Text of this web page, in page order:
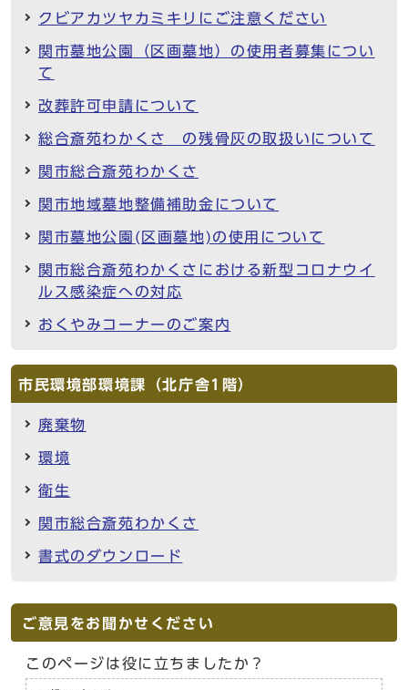
クビアカツヤカミキリにご注意ください
関市墓地公園（区画墓地）の使用者募集につい
て
改葬許可申請について
総合斎苑わかくさ の残骨灰の取扱いについて
関市総合斎苑わかくさ
関市地域墓地整備補助金について
関市墓地公園(区画墓地)の使用について
関市総合斎苑わかくさにおける新型コロナウイ
ルス感染症への対応
おくやみコーナーのご案内
市民環境部環境課（北庁舎1階）
廃棄物
環境
衛生
関市総合斎苑わかくさ
書式のダウンロード
ご意見をお聞かせください
このページは役に立ちましたか？